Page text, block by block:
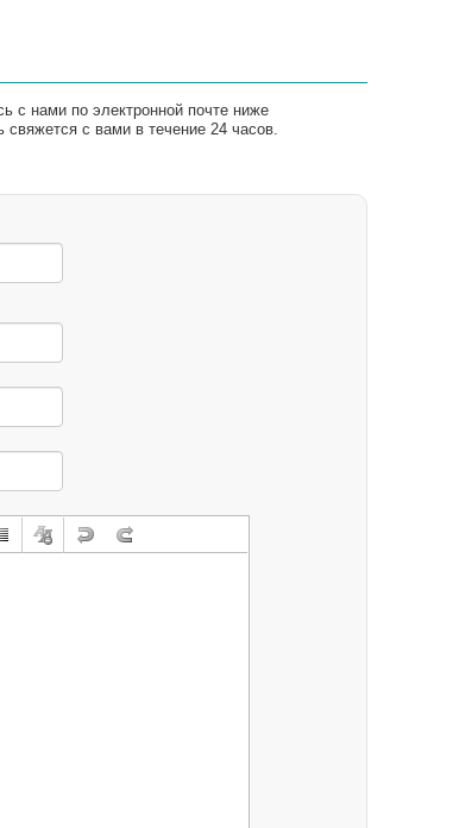
с нами по электронной почте ниже
с вами в течение 24 часов.